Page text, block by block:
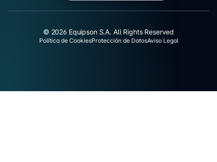
© 2026 Equipson S.A. All Rights Reserved
Política de CookiesProtección de DatosAviso Legal